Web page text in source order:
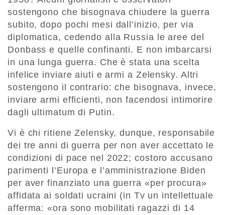
sostengono che bisognava chiudere la guerra
subito, dopo pochi mesi dall’inizio, per via
diplomatica, cedendo alla Russia le aree del
Donbass e quelle confinanti. E non imbarcarsi
in una lunga guerra. Che è stata una scelta
infelice inviare aiuti e armi a Zelensky. Altri
sostengono il contrario: che bisognava, invece,
inviare armi efficienti, non facendosi intimorire
dagli ultimatum di Putin.
Vi è chi ritiene Zelensky, dunque, responsabile
dei tre anni di guerra per non aver accettato le
condizioni di pace nel 2022; costoro accusano
parimenti l’Europa e l’amministrazione Biden
per aver finanziato una guerra «per procura»
affidata ai soldati ucraini (in Tv un intellettuale
afferma: «ora sono mobilitati ragazzi di 14